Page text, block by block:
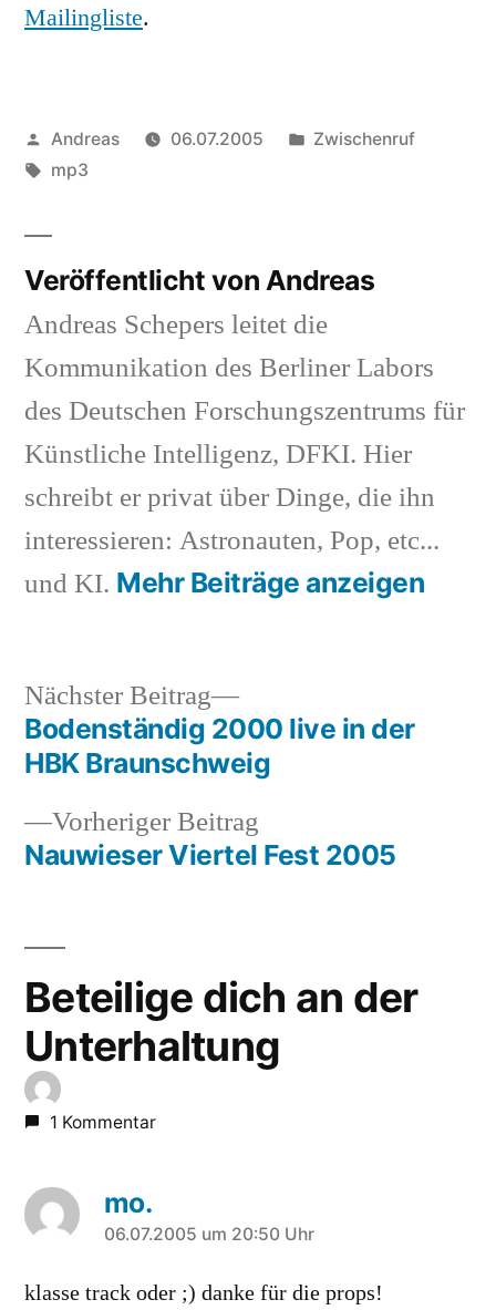
Mailingliste.
Veröffentlicht
von
Andreas 06.07.2005
Veröffentlicht
Zwischenruf
Schlagwörter:
mp3
Veröffentlicht von Andreas
Andreas Schepers leitet die
Kommunikation des Berliner Labors
des Deutschen Forschungszentrums für
Künstliche Intelligenz, DFKI. Hier
schreibt er privat über Dinge, die ihn
interessieren: Astronauten, Pop, etc...
und KI. Mehr Beiträge anzeigen
Beitragsnavigation
Vorheriger Beitrag
Beitrag:
Nauwieser Viertel Fest 2005
Nächster Beitrag
Nächster
Beitrag:
Bodenständig 2000 live in der
HBK Braunschweig
Beteilige dich an der
Unterhaltung
1 Kommentar
mo.
sagt:
06.07.2005 um 20:50 Uhr
klasse track oder ;) danke für die props!